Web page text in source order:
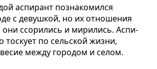
аспи­рант позна­ко­мился
с девуш­кой, но их отно­ше­ния
они ссо­ри­лись и мири­лись. Аспи­
тоскует по сель­ской жизни,
между горо­дом и селом.